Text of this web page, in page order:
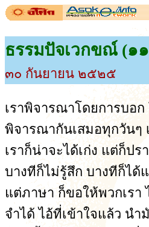
ธรรมปัจเวกขณ์ (๑
๓๐ กันยายน ๒๕๒๕
เราพิจารณาโดยการบอ
พิจารณากันเสมอทุกวันๆ
เราก็น่าจะได้เก่ง แต่ก็ป
บางทีก็ไม่รู้สึก บางทีก็ได้
แต่ภาษา ก็ขอให้พวกเรา
จำได้ ไอ้ที่เข้าใจแล้ว น